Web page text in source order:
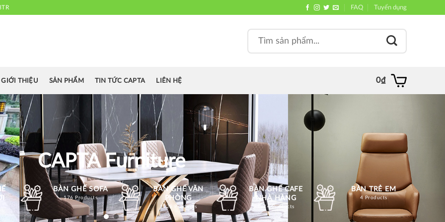
FAQ Tuyển dụng
for:
GIỚI THIỆU SẢN PHẨM TIN TỨC CAPTA LIÊN HỆ 0₫
CAPTA Furniture
BÀN GHẾ SOFA
176 Products
BÀN GHẾ VĂN
PHÒNG
1126 Products
BÀN GHẾ CAFE
NHÀ HÀNG
1214 Products
BÀN TRẺ EM
4 Products